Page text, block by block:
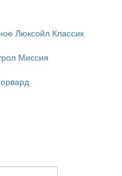
Люксойл Классик
Миссия